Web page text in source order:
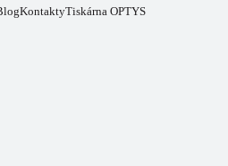
KontaktyTiskárna OPTYS